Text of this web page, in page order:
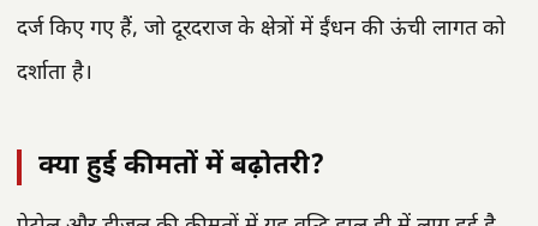
दर्ज किए गए हैं, जो दूरदराज के क्षेत्रों में ईंधन की ऊंची लागत को
दर्शाता है।
क्या हुई कीमतों में बढ़ोतरी?